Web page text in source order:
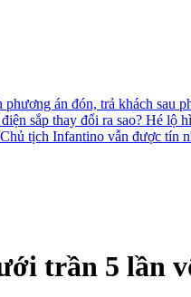
án đón, trả khách sau
sắp thay đổi ra sao? Hé lộ
tịch Infantino vẫn được tín
trần 5 lần